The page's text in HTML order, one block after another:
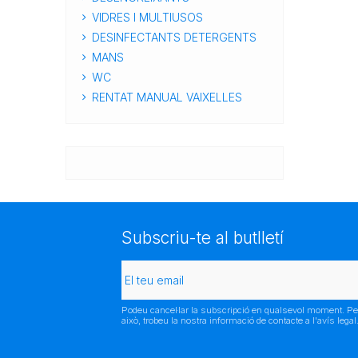
VIDRES I MULTIUSOS
DESINFECTANTS DETERGENTS
MANS
WC
RENTAT MANUAL VAIXELLES
Subscriu-te al butlletí
Podeu cancel·lar la subscripció en qualsevol moment.
això, trobeu la nostra informació de contacte a l'avís legal.